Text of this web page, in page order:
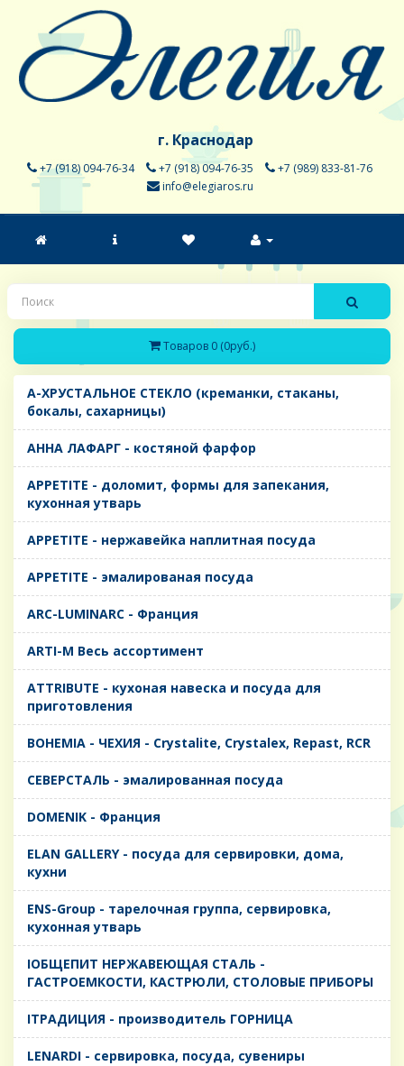
г. Краснодар
+7 (918) 094-76-34 +7 (918) 094-76-35
+7 (989) 833-81-76
info@elegiaros.ru
Товаров 0 (0руб.)
A-ХРУСТАЛЬНОЕ СТЕКЛО (креманки, стаканы,
бокалы, сахарницы)
AHHA ЛАФАРГ - костяной фарфор
APPETITE - доломит, формы для запекания,
кухонная утварь
APPETITE - нержавейка наплитная посуда
APPETITE - эмалированая посуда
ARC-LUMINARC - Франция
ARTI-M Весь ассортимент
ATTRIBUTE - кухоная навеска и посуда для
приготовления
BOHEMIA - ЧЕХИЯ - Crystalite, Crystalex, Repast, RCR
CЕВЕРСТАЛЬ - эмалированная посуда
DOMENIK - Франция
ELAN GALLERY - посуда для сервировки, дома,
кухни
ENS-Group - тарелочная группа, сервировка,
кухонная утварь
IОБЩЕПИТ НЕРЖАВЕЮЩАЯ СТАЛЬ -
ГАСТРОЕМКОСТИ, КАСТРЮЛИ, СТОЛОВЫЕ ПРИБОРЫ
IТРАДИЦИЯ - производитель ГОРНИЦА
LENARDI - сервировка, посуда, сувениры